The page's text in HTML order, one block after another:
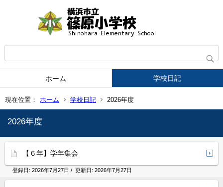
ホーム 学校日記
現在位置： ホーム 学校日記 2026年度
2026年度
【６年】学年集会
登録日: 2026年7月27日 / 更新日: 2026年7月27日